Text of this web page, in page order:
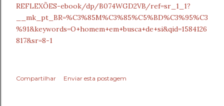
REFLEXÕES-ebook/dp/B074WGD2VB/ref=sr_1_1?
__mk_pt_BR=%C3%85M%C3%85%C5%BD%C3%95%C3
%91&keywords=O+homem+em+busca+de+si&qid=1584126
817&sr=8-1
Compartilhar Enviar esta postagem